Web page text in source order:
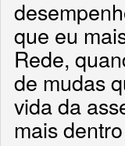
que eu
Rede,
de mudas
vida da
mais